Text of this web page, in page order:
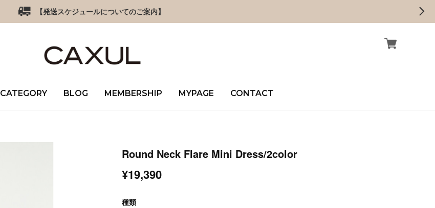
【発送スケジュールについてのご案内】
CATEGORY BLOG MEMBERSHIP MYPAGE CONTACT
Round Neck Flare Mini Dress/2color
¥19,390
種類